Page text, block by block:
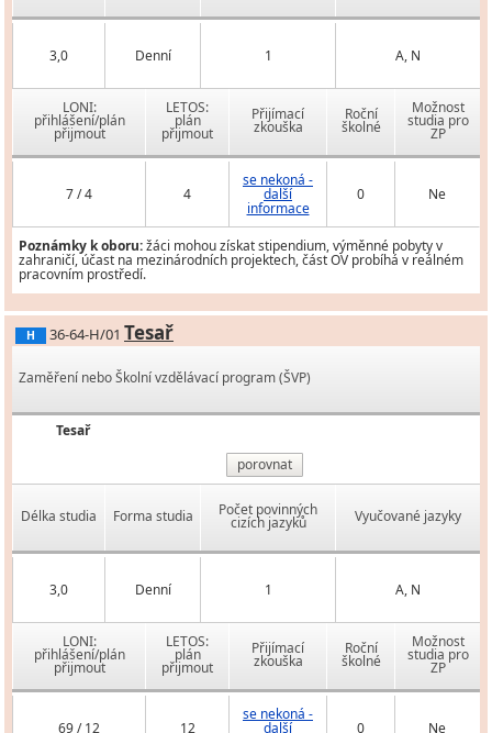
3,0 Denní 1 A, N
LONI:
přihlášení/plán
přijmout
LETOS:
plán
přijmout
Přijímací
zkouška
Roční
školné
Možnost
studia pro
ZP
7 / 4 4
se nekoná -
další
informace
0 Ne
Poznámky k oboru:žáci mohou získat stipendium, výměnné pobyty v
zahraničí, účast na mezinárodních projektech, část OV probíhá v reálném
pracovním prostředí.
H 36-64-H/01 Tesař
Zaměření nebo Školní vzdělávací program (ŠVP)
Tesař
porovnat
Délka studia Forma studia Počet povinných
cizích jazyků Vyučované jazyky
3,0 Denní 1 A, N
LONI:
přihlášení/plán
přijmout
LETOS:
plán
přijmout
Přijímací
zkouška
Roční
školné
Možnost
studia pro
ZP
69 / 12 12
se nekoná -
další 0 Ne